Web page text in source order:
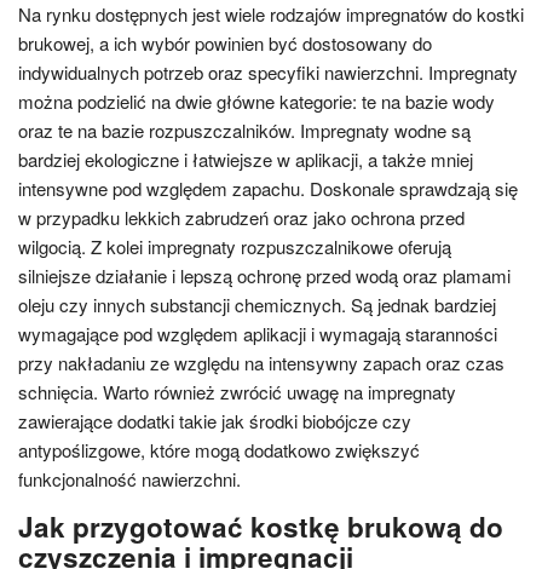
Na rynku dostępnych jest wiele rodzajów impregnatów do kostki
brukowej, a ich wybór powinien być dostosowany do
indywidualnych potrzeb oraz specyfiki nawierzchni. Impregnaty
można podzielić na dwie główne kategorie: te na bazie wody
oraz te na bazie rozpuszczalników. Impregnaty wodne są
bardziej ekologiczne i łatwiejsze w aplikacji, a także mniej
intensywne pod względem zapachu. Doskonale sprawdzają się
w przypadku lekkich zabrudzeń oraz jako ochrona przed
wilgocią. Z kolei impregnaty rozpuszczalnikowe oferują
silniejsze działanie i lepszą ochronę przed wodą oraz plamami
oleju czy innych substancji chemicznych. Są jednak bardziej
wymagające pod względem aplikacji i wymagają staranności
przy nakładaniu ze względu na intensywny zapach oraz czas
schnięcia. Warto również zwrócić uwagę na impregnaty
zawierające dodatki takie jak środki biobójcze czy
antypoślizgowe, które mogą dodatkowo zwiększyć
funkcjonalność nawierzchni.
Jak przygotować kostkę brukową do
czyszczenia i impregnacji